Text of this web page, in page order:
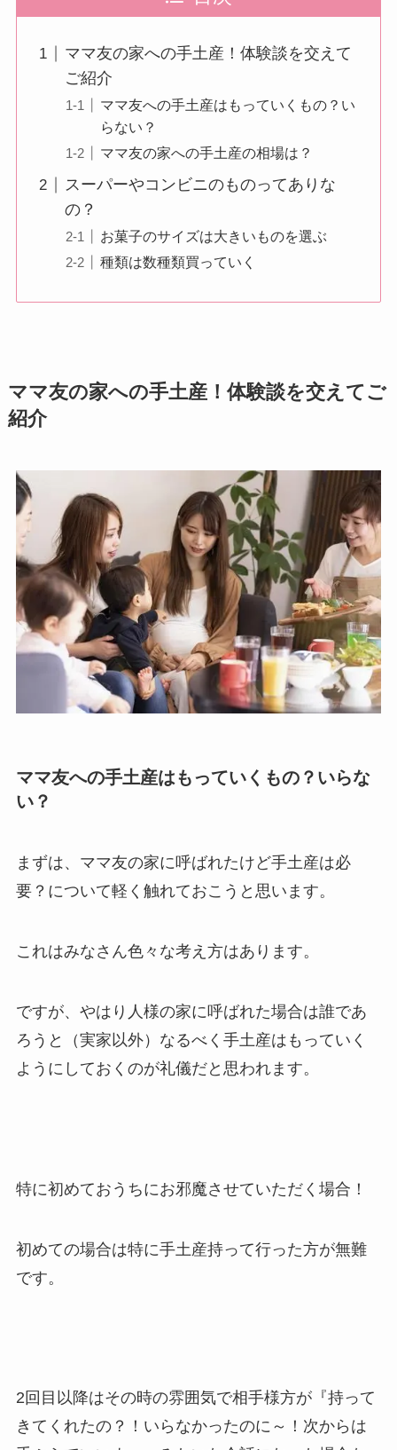
ママ友の家への手土産！体験談を交えて
ご紹介
ママ友への手土産はもっていくもの？い
らない？
ママ友の家への手土産の相場は？
スーパーやコンビニのものってありな
の？
お菓子のサイズは大きいものを選ぶ
種類は数種類買っていく
ママ友の家への手土産！体験談を交えてご
紹介
ママ友への手土産はもっていくもの？いらな
い？
まずは、ママ友の家に呼ばれたけど手土産は必
要？について軽く触れておこうと思います。
これはみなさん色々な考え方はあります。
ですが、やはり人様の家に呼ばれた場合は誰であ
ろうと（実家以外）なるべく手土産はもっていく
ようにしておくのが礼儀だと思われます。
特に初めておうちにお邪魔させていただく場合！
初めての場合は特に手土産持って行った方が無難
です。
2回目以降はその時の雰囲気で相手様方が『持って
きてくれたの？！いらなかったのに～！次からは